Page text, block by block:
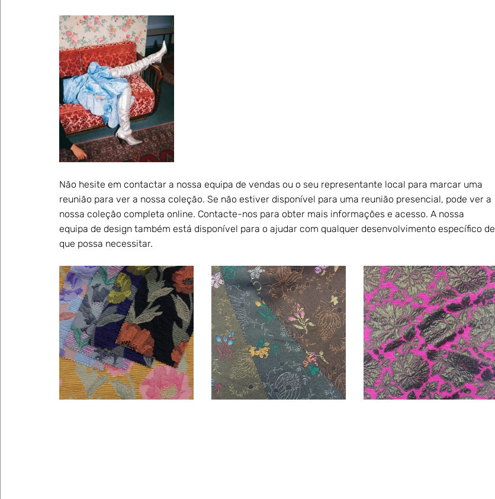
Não hesite em contactar a nossa equipa de vendas ou o seu representante local para marcar uma
reunião para ver a nossa coleção. Se não estiver disponível para uma reunião presencial, pode ver a
nossa coleção completa online. Contacte-nos para obter mais informações e acesso. A nossa
equipa de design também está disponível para o ajudar com qualquer desenvolvimento específico de
que possa necessitar.